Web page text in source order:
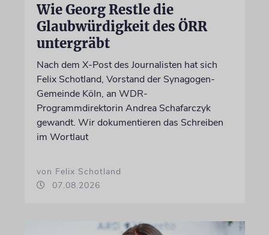
Wie Georg Restle die
Glaubwürdigkeit des ÖRR
untergräbt
Nach dem X-Post des Journalisten hat sich
Felix Schotland, Vorstand der Synagogen-
Gemeinde Köln, an WDR-
Programmdirektorin Andrea Schafarczyk
gewandt. Wir dokumentieren das Schreiben
im Wortlaut
von Felix Schotland
07.08.2026